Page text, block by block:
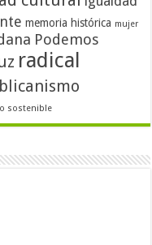
memoria histórica mujer
Podemos
radical
sostenible